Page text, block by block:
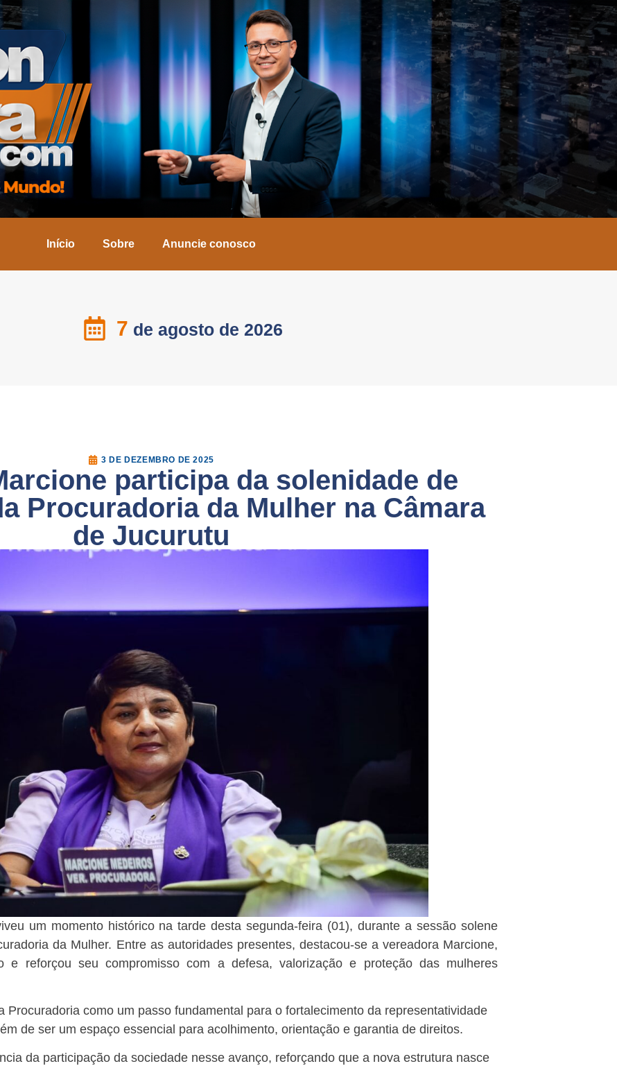
Início Sobre Anuncie conosco
7 de agosto de 2026
3 DE DEZEMBRO DE 2025
participa da solenidade de
Procuradoria da Mulher na Câmara
de Jucurutu
um momento histórico na tarde desta segunda-feira (01), durante a sessão solene
da Mulher. Entre as autoridades presentes, destacou-se a vereadora Marcione,
e reforçou seu compromisso com a defesa, valorização e proteção das mulheres
Procuradoria como um passo fundamental para o fortalecimento da representatividade
de ser um espaço essencial para acolhimento, orientação e garantia de direitos.
da participação da sociedade nesse avanço, reforçando que a nova estrutura nasce